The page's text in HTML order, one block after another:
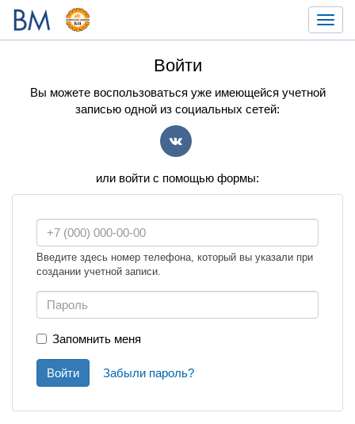
Войти
Вы можете воспользоваться уже имеющейся учетной
записью одной из социальных сетей:
или войти с помощью формы:
Введите здесь номер телефона, который вы указали при
создании учетной записи.
Запомнить меня
Войти Забыли пароль?